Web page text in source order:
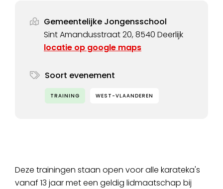
Gemeentelijke Jongensschool
Sint Amandusstraat 20, 8540 Deerlijk
locatie op google maps
Soort evenement
TRAINING WEST-VLAANDEREN
Deze trainingen staan open voor alle karateka's
vanaf 13 jaar met een geldig lidmaatschap bij